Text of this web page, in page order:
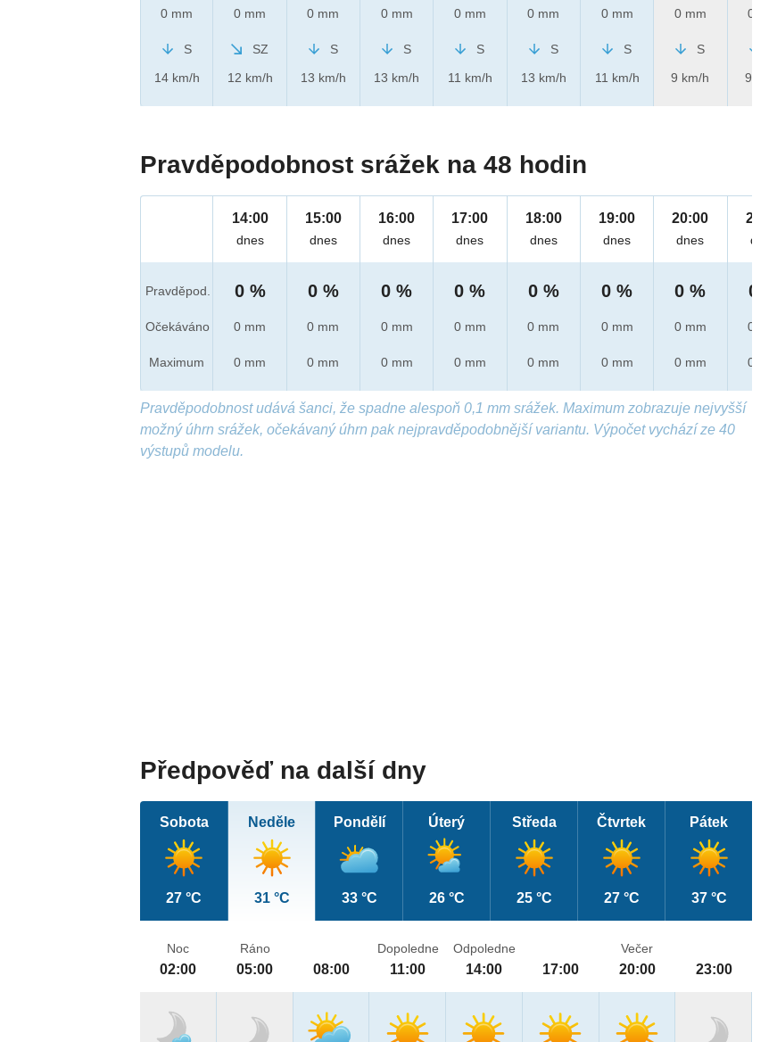
0 mm
S
14 km/h
0 mm
SZ
12 km/h
0 mm
S
13 km/h
0 mm
S
13 km/h
0 mm
S
11 km/h
0 mm
S
13 km/h
0 mm
S
11 km/h
0 mm
S
9 km/h
0 mm
9 km/h
Pravděpodobnost srážek na 48 hodin
Pravděpod.
Očekáváno
Maximum
14:00
dnes
0 %
0 mm
0 mm
15:00
dnes
0 %
0 mm
0 mm
16:00
dnes
0 %
0 mm
0 mm
17:00
dnes
0 %
0 mm
0 mm
18:00
dnes
0 %
0 mm
0 mm
19:00
dnes
0 %
0 mm
0 mm
20:00
dnes
0 %
0 mm
0 mm
21:00
dnes
0 %
0 mm
0 mm
Pravděpodobnost udává šanci, že spadne alespoň 0,1 mm srážek. Maximum zobrazuje nejvyšší
možný úhrn srážek, očekávaný úhrn pak nejpravděpodobnější variantu. Výpočet vychází ze 40
výstupů modelu.
Předpověď na další dny
Sobota
27 °C
Neděle
31 °C
Pondělí
33 °C
Úterý
26 °C
Středa
25 °C
Čtvrtek
27 °C
Pátek
37 °C
Noc
02:00
Ráno
05:00 08:00
Dopoledne
11:00
Odpoledne
14:00 17:00
Večer
20:00 23:00